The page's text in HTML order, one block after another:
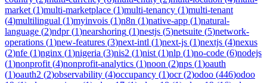
market (1)multi-marketplace (1)multi-tenancy (1)multi-tenant
(4)multilingual (1)myinvois (1)n8n (1)native-app (1)natural-
language (2)ndpr(1)nearshoring (1)nestjs (5)netsuite (5)network-
operations (1)new-features (3)next-intl (1)next-js (1)nextjs (4)nexus
(2)nfe (1)nginx (1)nigeria (3)nis2 (1)nist (1)nlp (1)no-code (6)nodejs
(1)nonprofit (4)nonprofit-analytics (1)noon (2)nps (1)oauth
(1)oauth2 (2)observability (4)occupancy (1)ocr(2)odoo (446)odoo